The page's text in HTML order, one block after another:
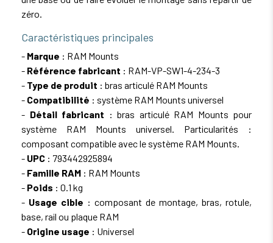
zéro.
Caractéristiques principales
- Marque : RAM Mounts
- Référence fabricant : RAM-VP-SW1-4-234-3
- Type de produit : bras articulé RAM Mounts
- Compatibilité : système RAM Mounts universel
- Détail fabricant : bras articulé RAM Mounts pour
système RAM Mounts universel. Particularités :
composant compatible avec le système RAM Mounts.
- UPC : 793442925894
- Famille RAM : RAM Mounts
- Poids : 0.1 kg
- Usage cible : composant de montage, bras, rotule,
base, rail ou plaque RAM
- Origine usage : Universel